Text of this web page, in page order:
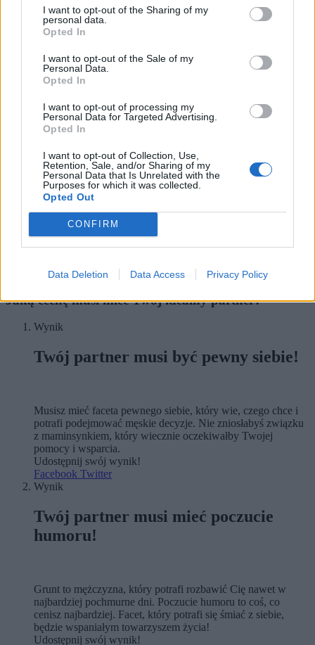
I want to opt-out of the Sharing of my
personal data.
Opted In
I want to opt-out of the Sale of my
Personal Data.
Opted In
I want to opt-out of processing my
Personal Data for Targeted Advertising.
Opted In
I want to opt-out of Collection, Use,
Retention, Sale, and/or Sharing of my
Personal Data that Is Unrelated with the
Purposes for which it was collected.
Opted Out
CONFIRM
Data Deletion Data Access Privacy Policy
dzień?
Spokojny i przewidywalny
Wypełniony zajęciami i ekscytujący
Trochę chaotyczny i nie do końca zaplanowany
Co byłoby nieakceptowalną cechą
Twojego partnera?
Brak zainteresowań
Brak poczucia humoru
Wieczne spóźnianie się
Chorobliwa nieśmiałość
Jaką cechę musi mieć Twój idealny partner?
Wynik
Twój partner musi być pewny siebie!
Musisz mieć faceta pewnego siebie, który wie, czego chce i
potrafi podejmować męskie decyzje. Nie zniosłabyś związku
z maminsynkiem, który wiecznie oczekiwałby Twojej
pomocy i wsparcia.
Udostępnij swój wynik!
Facebook Twitter
Wynik
Twój partner musi mieć poczucie
humoru!
Grunt to mężczyzna, który potrafi rozbawić Cię nawet w
najbardziej pochmurne dni. Poczucie humoru to coś, co
cenisz najbardziej. Facet, który potrafi się śmiać z siebie,
będzie wspaniałym towarzyszem życia!
Udostępnij swój wynik!